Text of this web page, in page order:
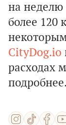
на неделю
более 120
CityDog.io
расходах
подробнее.